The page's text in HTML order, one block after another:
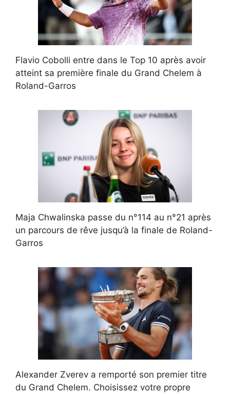
Flavio Cobolli entre dans le Top 10 après avoir
atteint sa première finale du Grand Chelem à
Roland-Garros
Maja Chwalinska passe du n°114 au n°21 après
un parcours de rêve jusqu’à la finale de Roland-
Garros
Alexander Zverev a remporté son premier titre
du Grand Chelem. Choisissez votre propre